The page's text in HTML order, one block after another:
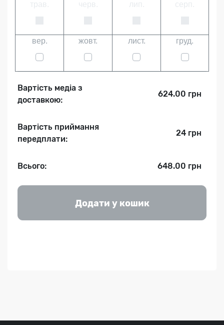
вер. жовт. лист. груд.
Вартість медіа з
доставкою:
624.00 грн
Вартість приймання
передплати:
24 грн
Всього: 648.00 грн
Додати у кошик